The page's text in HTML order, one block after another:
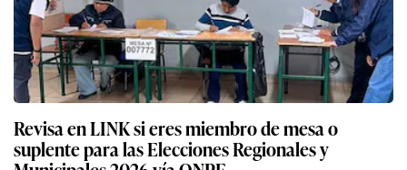
Revisa en LINK si eres miembro de mesa o
suplente para las Elecciones Regionales y